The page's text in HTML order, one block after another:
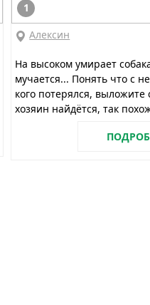
1
Алексин
На высоком умирает
мучается... Понять что с
кого потерялся,
хозяин найдётся, так